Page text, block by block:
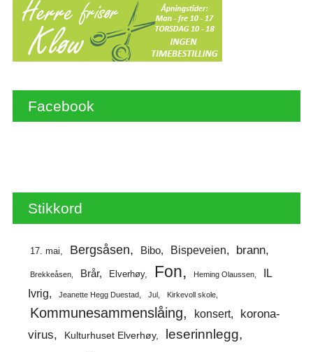
Facebook
Stikkord
17. mai Bergsåsen Bibo Bispeveien brann
Brekkeåsen Brår Elverhøy Fon Heming Olaussen
IL
Ivrig
Jeanette Hegg Duestad Jul Kirkevoll skole
Kommunesammenslåing konsert
korona-
virus
Kulturhuset Elverhøy leserinnlegg